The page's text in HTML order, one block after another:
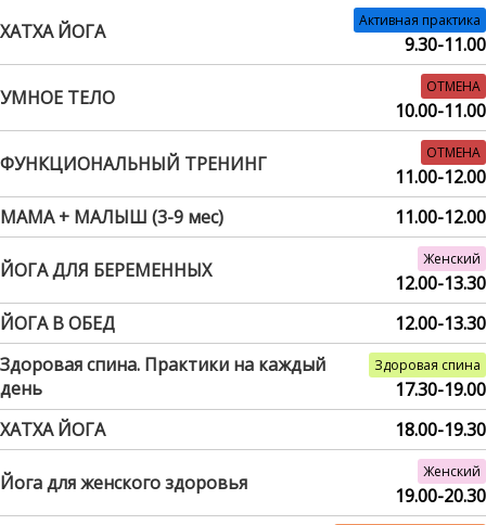
ХАТХА ЙОГА Активная практика
9.30-11.00
УМНОЕ ТЕЛО ОТМЕНА
10.00-11.00
ФУНКЦИОНАЛЬНЫЙ ТРЕНИНГ ОТМЕНА
11.00-12.00
МАМА + МАЛЫШ (3-9 мес)
11.00-12.00
ЙОГА ДЛЯ БЕРЕМЕННЫХ Женский
12.00-13.30
ЙОГА В ОБЕД
12.00-13.30
Здоровая спина. Практики на каждый
день
Здоровая спина
17.30-19.00
ХАТХА ЙОГА
18.00-19.30
Йога для женского здоровья Женский
19.00-20.30